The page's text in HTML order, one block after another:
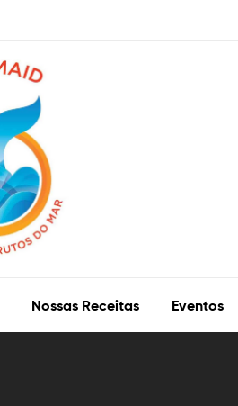
Nossas Receitas Eventos